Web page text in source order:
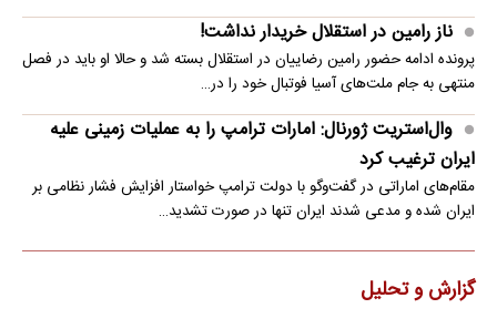
ناز رامین در استقلال خریدار نداشت!
پرونده ادامه حضور رامین رضاییان در استقلال بسته شد و حالا او باید در فصل
منتهی به جام ملت‌های آسیا فوتبال خود را در…
وال‌استریت ژورنال: امارات ترامپ را به عملیات زمینی علیه
ایران ترغیب کرد
مقام‌های اماراتی در گفت‌وگو با دولت ترامپ خواستار افزایش فشار نظامی بر
ایران شده و مدعی شدند ایران تنها در صورت تشدید…
گزارش و تحلیل